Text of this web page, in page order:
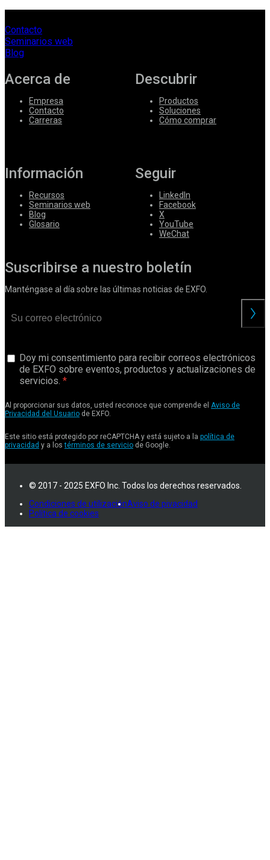
Contacto
Seminarios web
Blog
Acerca de
Empresa
Contacto
Carreras
Descubrir
Productos
Soluciones
Cómo comprar
Información
Recursos
Seminarios web
Blog
Glosario
Seguir
LinkedIn
Facebook
X
YouTube
WeChat
Suscribirse a nuestro boletín
Manténgase al día sobre las últimas noticias de EXFO.
Doy mi consentimiento para recibir correos electrónicos
de EXFO sobre eventos, productos y actualizaciones de
servicios.
Al proporcionar sus datos, usted reconoce que comprende el Aviso de
Privacidad del Usuario de EXFO.
Este sitio está protegido por reCAPTCHA y está sujeto a la política de
privacidad y a lostérminos de servicio de Google.
© 2017 - 2025 EXFO Inc. Todos los derechos reservados.
Condiciones de utilizaciónAviso de pivacidad
Política de cookies